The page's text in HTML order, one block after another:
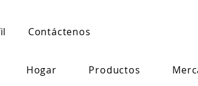
Contáctenos
Hogar Productos